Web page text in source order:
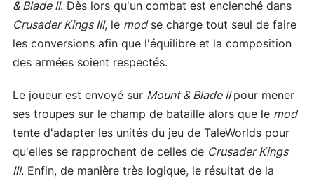
& Blade II. Dès lors qu'un combat est enclenché dans
Crusader Kings III, le modse charge tout seul de faire
les conversions afin que l'équilibre et la composition
des armées soient respectés.
Le joueur est envoyé sur Mount & Blade IIpour mener
ses troupes sur le champ de bataille alors que le mod
tente d'adapter les unités du jeu de TaleWorlds pour
qu'elles se rapprochent de celles de Crusader Kings
III. Enfin, de manière très logique, le résultat de la